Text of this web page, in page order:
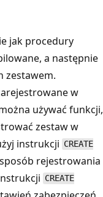
jak procedury
a następnie
zestawem.
w
używać funkcji,
zestaw w
instrukcji CREATE
rejestrowania
CREATE